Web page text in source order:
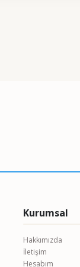
Kurumsal
Hakkımızda
İletişim
Hesabım